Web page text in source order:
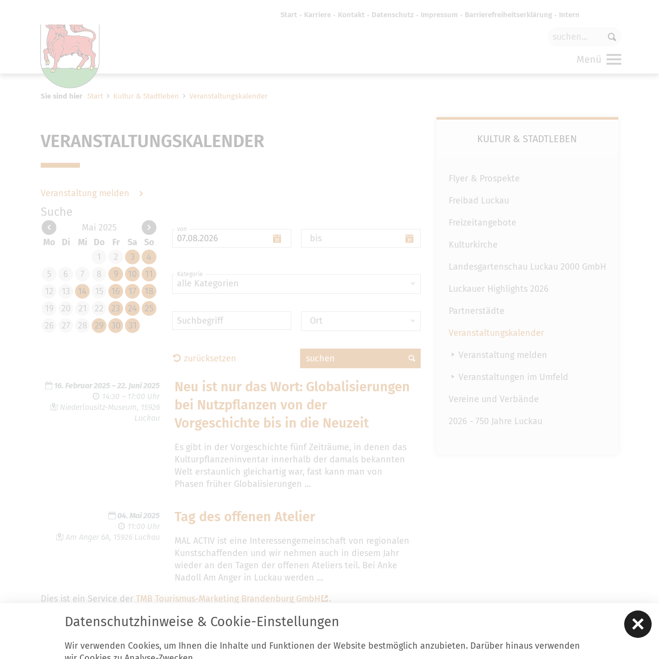
Start Karriere Kontakt Datenschutz Impressum Barrierefreiheitserklärung Intern
Menü
Sie sind hier Start Kultur & Stadtleben Veranstaltungskalender
VERANSTALTUNGSKALENDER
Veranstaltung melden
Suche
Mai 2025
Mo
Di Mi Do Fr Sa
So
1
2 3
4
5
6 7 8 9 10
11
12
13 14 15 16 17
18
19
20 21 22 23 24
25
26
27 28 29 30 31
von
bis
alle Kategorien
Kategorie
Suchbegriff Ort
zurücksetzen suchen
16. Februar 2025 –22. Juni 2025
14:30 – 17:00 Uhr
Niederlausitz-Museum, 15926
Luckau
Neu ist nur das Wort: Globalisierungen
bei Nutzpflanzen von der
Vorgeschichte bis in die Neuzeit
Es gibt in der Vorgeschichte fünf Zeiträume, in denen das
Kulturpflanzeninventar innerhalb der damals bekannten
Welt erstaunlich gleichartig war, fast kann man von
Phasen früher Globalisierungen …
04. Mai 2025
11:00 Uhr
Am Anger 6A, 15926 Luckau
Tag des offenen Atelier
MAL ACTIV ist eine Interessengemeinschaft von regionalen
Kunstschaffenden und wir nehmen auch in diesem Jahr
wieder an den Tagen der offenen Ateliers teil. Bei Anke
Nadoll Am Anger in Luckau werden …
Dies ist ein Service derTMB Tourismus-Marketing Brandenburg GmbH .
KULTUR & STADTLEBEN
Flyer & Prospekte
Freibad Luckau
Freizeitangebote
Kulturkirche
Landesgartenschau Luckau 2000 GmbH
Luckauer Highlights 2026
Partnerstädte
Veranstaltungskalender
Veranstaltung melden
Veranstaltungen im Umfeld
Vereine und Verbände
2026 - 750 Jahre Luckau
Stadt Luckau
Kontakt zur Stadt Luckau
Start Karriere Kontakt Datenschutz
Impressum
Datenschutzhinweise & Cookie-Einstellungen
Wir verwenden Cookies, um Ihnen die Inhalte und Funktionen der Website bestmöglich anzubieten. Darüber hinaus verwenden
in den